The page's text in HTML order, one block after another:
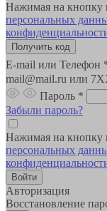
Нажимая на кнопку
персональных
E-mail или Телефон
mail@mail.ru или
Пароль *
Забыли пароль?
Нажимая на кнопку
персональных
Авторизация
Восстановление